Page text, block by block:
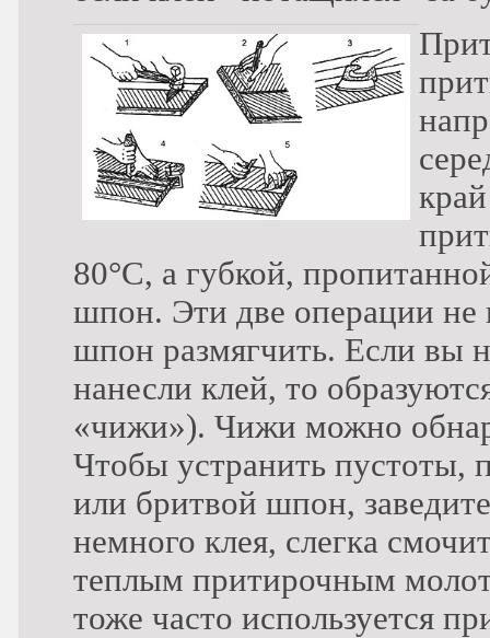
80°С, а губкой,
шпон. Эти две операции не
шпон размягчить. Если вы
нанесли клей, то
«чижи»). Чижи можно
Чтобы устранить пустоты,
или бритвой шпон,
немного клея, слегка
теплым притирочным
тоже часто используется